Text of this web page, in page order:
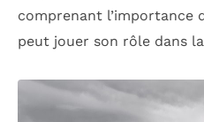
comprenant l’importance
peut jouer son rôle dans